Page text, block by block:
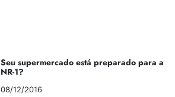
Seu supermercado está preparado para a
NR-1?
08/12/2016